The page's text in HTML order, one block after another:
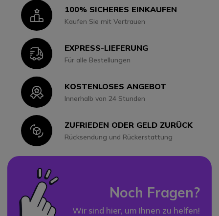
Icon100% SICHERES EINKAUFEN
Kaufen Sie mit Vertrauen
IconEXPRESS-LIEFERUNG
Für alle Bestellungen
IconKOSTENLOSES ANGEBOT
Innerhalb von 24 Stunden
IconZUFRIEDEN ODER GELD ZURÜCK
Rücksendung und Rückerstattung
Noch Fragen?
Wir sind hier, um Ihnen zu helfen!